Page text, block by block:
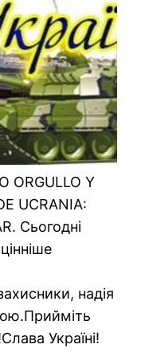
ORGULLO Y
UCRANIA:
Сьогодні
надія
Україні!